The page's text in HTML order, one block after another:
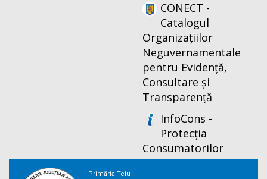
CONECT -
Catalogul
Organizațiilor
Neguvernamentale
pentru Evidență,
Consultare și
Transparență
InfoCons -
Protecția
Consumatorilor
Primăria Teiu